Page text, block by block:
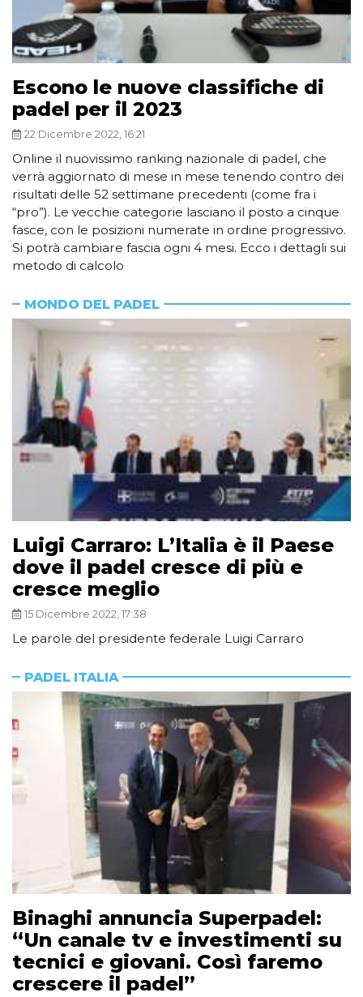
Escono le nuove classifiche di
padel per il 2023
22 Dicembre 2022, 16:21
Online il nuovissimo ranking nazionale di padel, che
verrà aggiornato di mese in mese tenendo contro dei
risultati delle 52 settimane precedenti (come fra i
“pro”). Le vecchie categorie lasciano il posto a cinque
fasce, con le posizioni numerate in ordine progressivo.
Si potrà cambiare fascia ogni 4 mesi. Ecco i dettagli sui
metodo di calcolo
MONDO DEL PADEL
Luigi Carraro: L’Italia è il Paese
dove il padel cresce di più e
cresce meglio
15 Dicembre 2022, 17:38
Le parole del presidente federale Luigi Carraro
PADEL ITALIA
Binaghi annuncia Superpadel:
“Un canale tv e investimenti su
tecnici e giovani. Così faremo
crescere il padel”